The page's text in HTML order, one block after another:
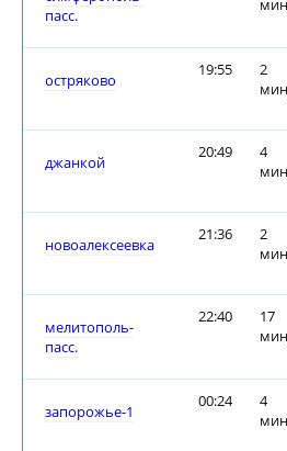
пасс.
остряково
19:55
2
джанкой
20:49
4
новоалексеевка
21:36
2
мелитополь-
пасс.
22:40
17
запорожье-1
00:24
4